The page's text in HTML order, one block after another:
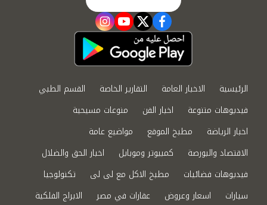
facebook
twitter
youtube
instagram
الرئيسية الاخبار العامة التقارير الخاصة
القسم الطبي
فيديوهات متنوعة
اخبار الفن
منوعات مسيحية
اخبار الرياضة
مطبخ الموقع
مواضيع عامة
الاقتصاد والبورصة
كمبيوتر وموبايل
اخبار الحق والضلال
فيديوهات فضائيات
مطبخ الاكل مع لى لى
تكنولوجيا
سيارات
اسعار وعروض عقارات في مصر
الابراج الفلكية